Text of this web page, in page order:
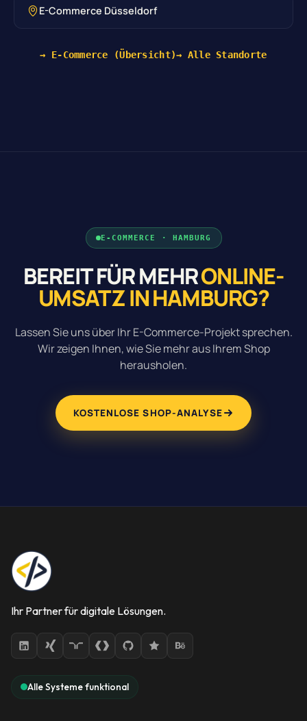
E-Commerce Düsseldorf
→ E-Commerce (Übersicht)→ Alle Standorte
E-COMMERCE · HAMBURG
BEREIT FÜR MEHRONLINE-
UMSATZ IN HAMBURG?
Lassen Sie uns über Ihr E-Commerce-Projekt sprechen.
Wir zeigen Ihnen, wie Sie mehr aus Ihrem Shop
herausholen.
KOSTENLOSE SHOP-ANALYSE
Ihr Partner für digitale Lösungen.
Alle Systeme funktional